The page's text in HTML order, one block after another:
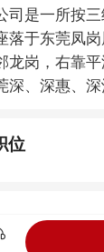
司是一所按
落于东莞凤
岗，右靠平
深、深惠、
分便捷。
平方米，业
造影机
位